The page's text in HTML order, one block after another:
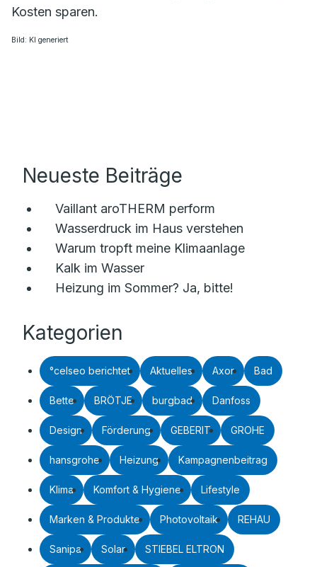
Kosten sparen.
Bild: KI generiert
Neueste Beiträge
Vaillant aroTHERM perform
Wasserdruck im Haus verstehen
Warum tropft meine Klimaanlage
Kalk im Wasser
Heizung im Sommer? Ja, bitte!
Kategorien
°celseo berichtet Aktuelles Axor Bad
Bette BRÖTJE burgbad Danfoss
Design Förderung GEBERIT GROHE
hansgrohe Heizung Kampagnenbeitrag
Klima Komfort & Hygiene Lifestyle
Marken & Produkte Photovoltaik REHAU
Sanipa Solar STIEBEL ELTRON